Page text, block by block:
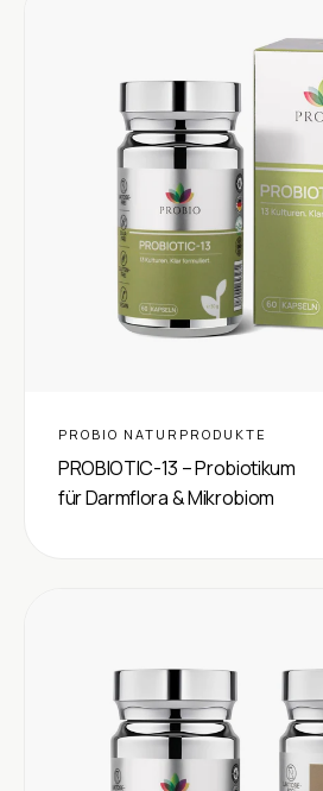
PROBIO NATURPRODUKTE
PROBIOTIC-13 – Probiotikum
für Darmflora & Mikrobiom